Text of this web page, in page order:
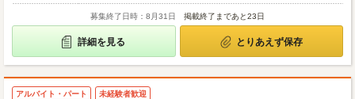
募集終了日時：8月31日 掲載終了まであと23日
詳細を見る とりあえず保存
アルバイト・パート 未経験者歓迎